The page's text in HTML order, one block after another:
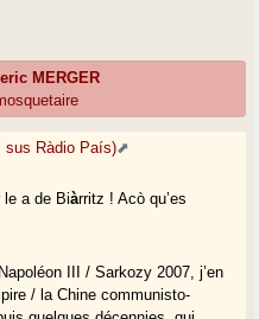
MERGER
sus Ràdio País)
le a de Biàrritz ! Acò qu’es
III / Sarkozy 2007, j’en
/ la Chine communisto-